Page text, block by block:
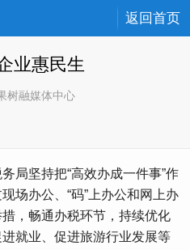
返回首页
业惠民生
树融媒体中心
坚持把“高效办成一件事”作
场办公、“码”上办公和网上办
，畅通办税环节，持续优化
就业、促进旅游行业发展等